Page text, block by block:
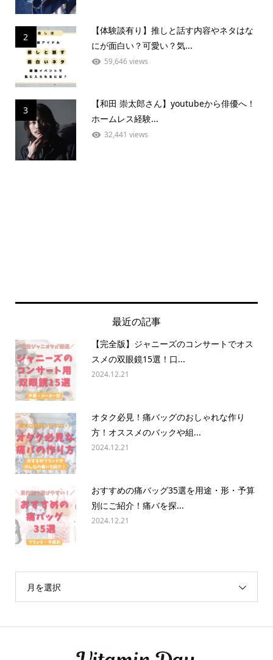
2
【体験談有り】推しと話す内容やネタはな
にが面白い？可愛い？気...
59,646 views
3
【和田 崇太郎さん】youtubeから俳優へ！
ホームレス経験...
32,441 views
最近の記事
【完全版】ジャニーズのコンサートでオス
スメの双眼鏡15選！口...
2024.12.21
オタク必見！痛バッグのおしゃれな作り
方！オススメのバックや組...
2024.12.21
おすすめの痛バッグ35選を用途・形・予算
別にご紹介！痛バを探...
2024.12.21
月を選択